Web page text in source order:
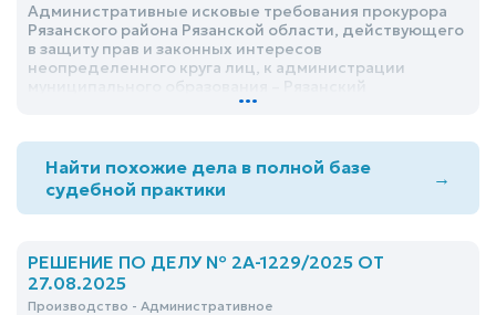
Административные исковые требования прокурора
Рязанского района Рязанской области, действующего
в защиту прав и законных интересов
неопределенного круга лиц, к администрации
муниципальный район Рязанской области о признании
финансирование и выполнение мероприятий по
строительству водозаборного узла с подключением к
существующим сетям водоснабжения по адресу:
адрес, удовлетворить
...
Найти похожие дела в полной базе
судебной практики
→
РЕШЕНИЕ ПО ДЕЛУ № 2А-1229/2025 ОТ
27.08.2025
Производство - Административное